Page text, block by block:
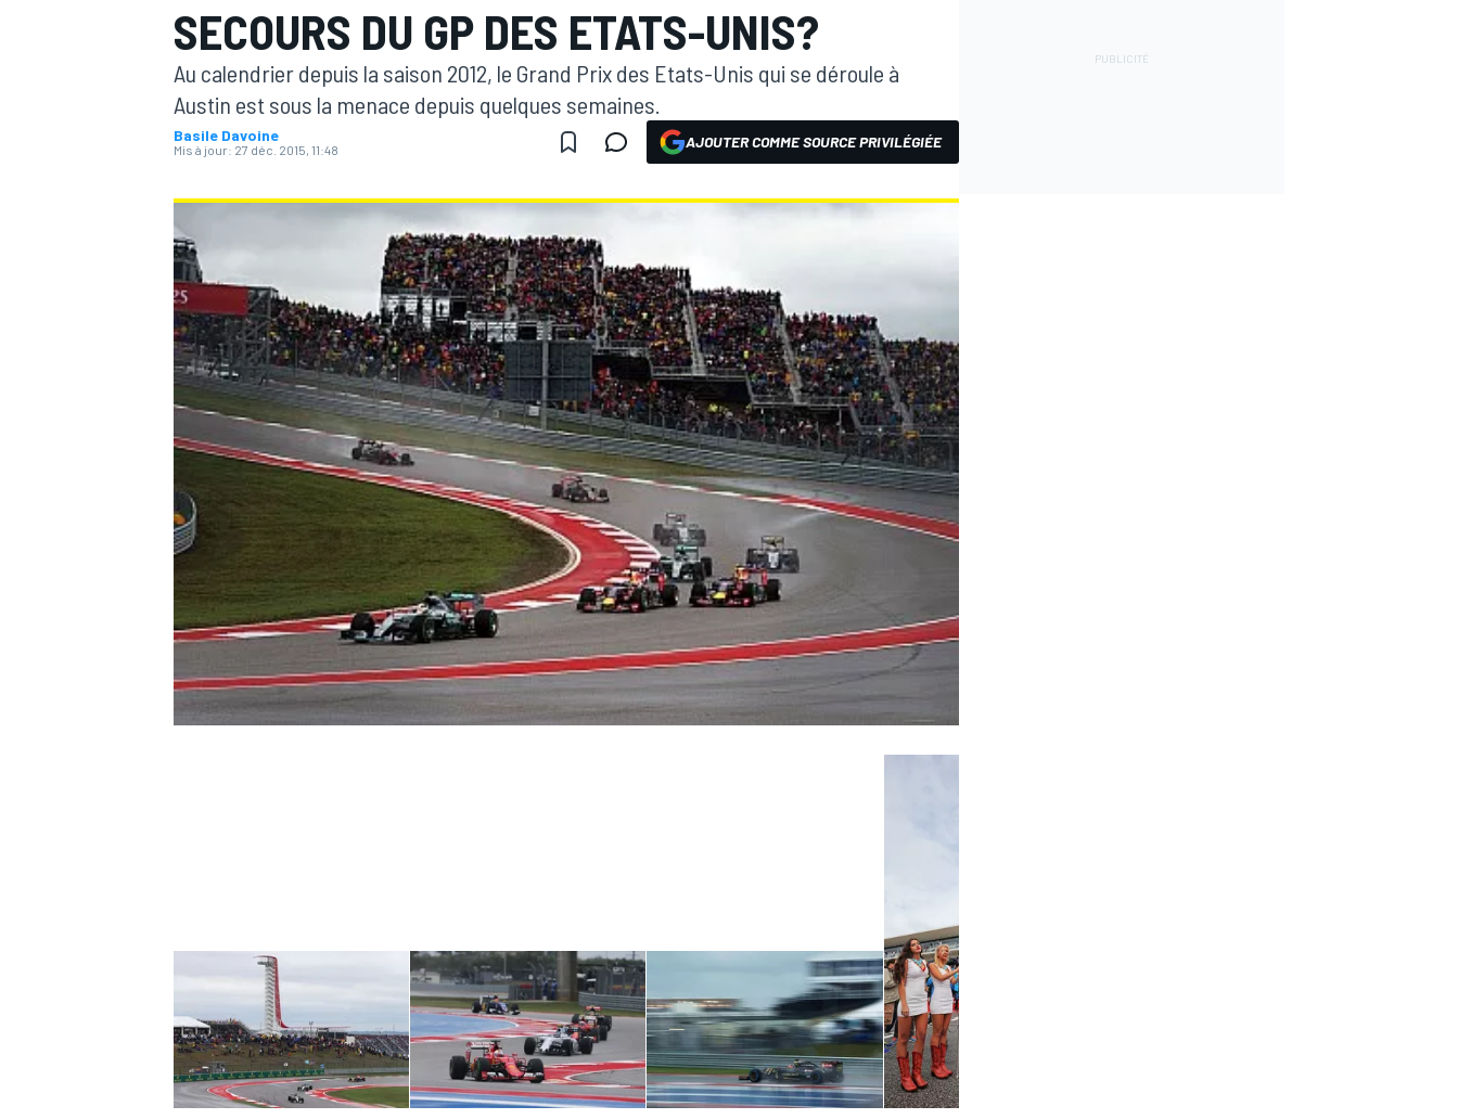
WRC
SECOURS DU GP DES ETATS-UNIS?
Au calendrier depuis la saison 2012, le Grand Prix des Etats-Unis qui se déroule à
Austin est sous la menace depuis quelques semaines.
Basile Davoine
Mis à jour: 27 déc. 2015, 11:48 AJOUTER COMME SOURCE PRIVILÉGIÉE